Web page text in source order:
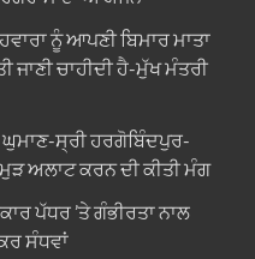
ਨੂੰ ਆਪਣੀ ਬਿਮਾਰ ਮਾਤਾ
ਜਾਣੀ ਚਾਹੀਦੀ ਹੈ-ਮੁੱਖ ਮੰਤਰੀ
ਘੁਮਾਣ-ਸ੍ਰੀ ਹਰਗੋਬਿੰਦਪੁਰ-
ਅਲਾਟ ਕਰਨ ਦੀ ਕੀਤੀ ਮੰਗ
ਪੱਧਰ ’ਤੇ ਗੰਭੀਰਤਾ ਨਾਲ
ਸੰਧਵਾਂ